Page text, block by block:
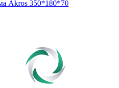
Akros 350*180*70